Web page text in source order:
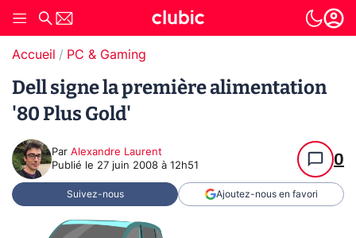
Accueil PC & Gaming
Dell signe la première alimentation
'80 Plus Gold'
Par Alexandre Laurent
Publié le 27 juin 2008 à 12h51 0
Suivez-nous Ajoutez-nous en favori